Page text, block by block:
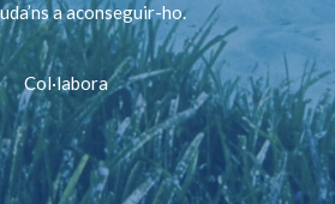
a aconseguir-ho.
Col·labora